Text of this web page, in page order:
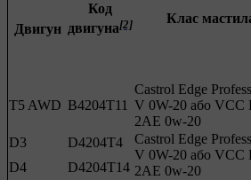
Двигун
Код
двигуна[2] Клас
T5 AWD B4204T11
Castrol Edge
V 0W-20 або VCC
2AE 0w-20
D3 D4204T4
Castrol Edge
V 0W-20 або VCC
2AE 0w-20
D4
D4204T14